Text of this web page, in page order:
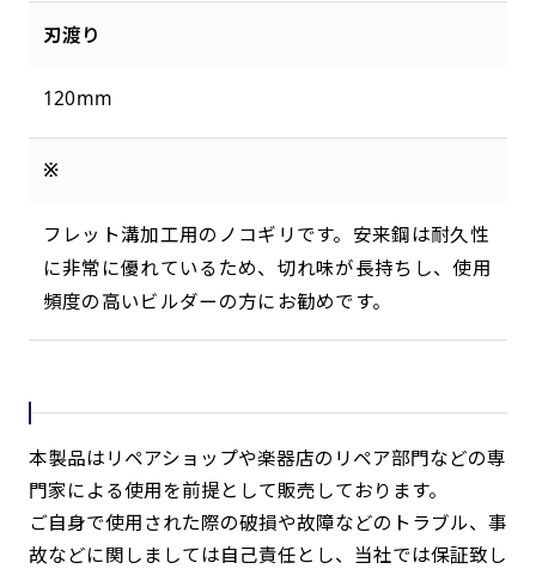
刃渡り
120mm
※
フレット溝加工用のノコギリです。安来鋼は耐久性
に非常に優れているため、切れ味が長持ちし、使用
頻度の高いビルダーの方にお勧めです。
本製品はリペアショップや楽器店のリペア部門などの専
門家による使用を前提として販売しております。
ご自身で使用された際の破損や故障などのトラブル、事
故などに関しましては自己責任とし、当社では保証致し